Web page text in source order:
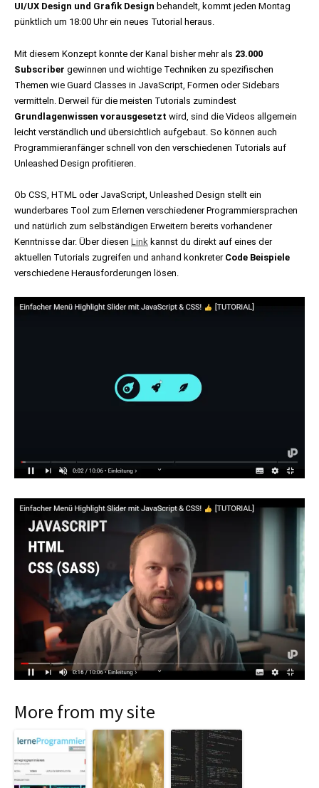
UI/UX Design und Grafik Design behandelt, kommt jeden Montag
pünktlich um 18:00 Uhr ein neues Tutorial heraus.
Mit diesem Konzept konnte der Kanal bisher mehr als 23.000
Subscriber gewinnen und wichtige Techniken zu spezifischen
Themen wie Guard Classes in JavaScript, Formen oder Sidebars
vermitteln. Derweil für die meisten Tutorials zumindest
Grundlagenwissen vorausgesetzt wird, sind die Videos allgemein
leicht verständlich und übersichtlich aufgebaut. So können auch
Programmieranfänger schnell von den verschiedenen Tutorials auf
Unleashed Design profitieren.
Ob CSS, HTML oder JavaScript, Unleashed Design stellt ein
wunderbares Tool zum Erlernen verschiedener Programmiersprachen
und natürlich zum selbständigen Erweitern bereits vorhandener
Kenntnisse dar. Über diesen Link kannst du direkt auf eines der
aktuellen Tutorials zugreifen und anhand konkreter Code Beispiele
verschiedene Herausforderungen lösen.
More from my site